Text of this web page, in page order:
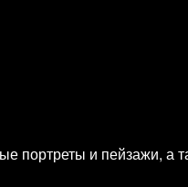
портреты и пейзажи, а